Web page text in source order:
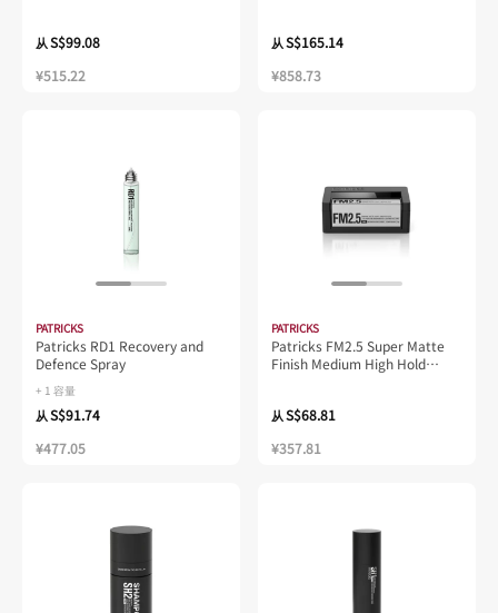
从S$99.08
¥515.22
从S$165.14
¥858.73
PATRICKS
Patricks RD1 Recovery and
Defence Spray
+ 1 容量
从S$91.74
¥477.05
PATRICKS
Patricks FM2.5 Super Matte
Finish Medium High Hold
从S$68.81
¥357.81